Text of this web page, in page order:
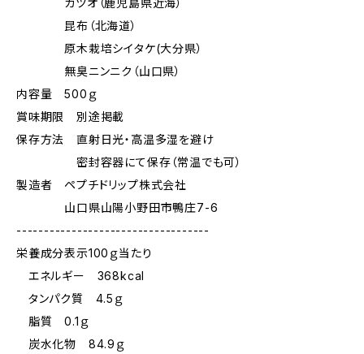
カツオ（鹿児島県近海）
昆布（北海道）
原木栽培シイタケ(大分県）
無臭ニンニク（山口県）
内容量 500ｇ
賞味期限 別途掲載
保存方法 直射日光・高温多湿を避け
密封容器にて保存（常温でも可）
製造者 ペプチドリップ株式会社
山口県山陽小野田市鴨庄7-6
-----------------------------------
栄養成分表示100ｇ当たり
エネルギー 368kcal
タンパク質 4.5ｇ
脂質 0.1ｇ
炭水化物 84.9ｇ